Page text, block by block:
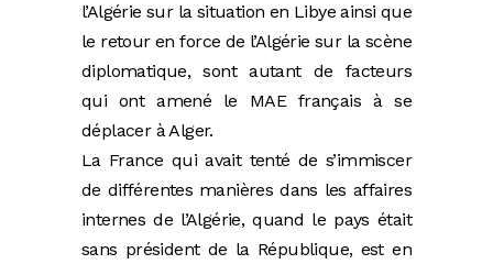
l’Algérie sur la situation en Libye ainsi que
le retour en force de l’Algérie sur la scène
diplomatique, sont autant de facteurs
qui ont amené le MAE français à se
déplacer à Alger.
La France qui avait tenté de s’immiscer
de différentes manières dans les affaires
internes de l’Algérie, quand le pays était
sans président de la République, est en